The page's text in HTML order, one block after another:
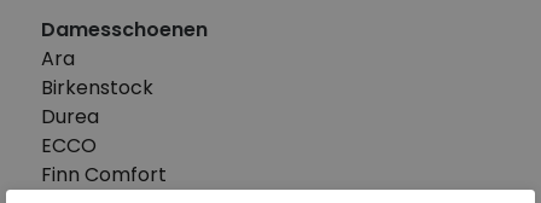
Damesschoenen
Ara
Birkenstock
Durea
ECCO
Finn Comfort